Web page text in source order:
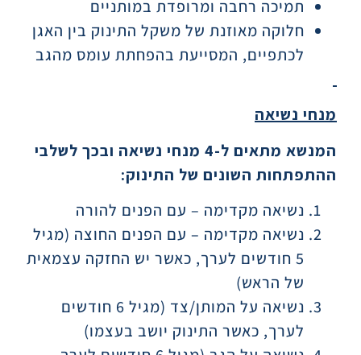
תמיכה רחבה ומרופדת במותניים
חלוקה מאוזנת של משקל התינוק בין האגן
לכתפיים, המסייעת בהפחתת עומס מהגב
מנחי נשיאה
המנשא מתאים ל-4 מנחי נשיאה ובכך לשלבי
ההתפתחות השונים של התינוק:
נשיאה מקדימה – עם הפנים להורה
נשיאה מקדימה – עם הפנים החוצה (מגיל
5 חודשים לערך, כאשר יש החזקה עצמאית
של הראש)
נשיאה על המותן/צד (מגיל 6 חודשים
לערך, כאשר התינוק יושב בעצמו)